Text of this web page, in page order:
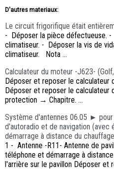
D'autres materiaux:
Le circuit frigorifique était
- Déposer la pièce défectueuse.
climatiseur. - Déposer la vis de
climatiseur. Nota ...
Calculateur du moteur -J623-
Déposer et reposer le
Déposer et reposer le
protection → Chapitre. ...
Système d'antennes 06.05 ►
d'autoradio et de navigation (avec
démarrage à distance du
1 - Antenne -R11- Antenne de
téléphone et démarrage à
l'arrière sur le pavillon Déposer